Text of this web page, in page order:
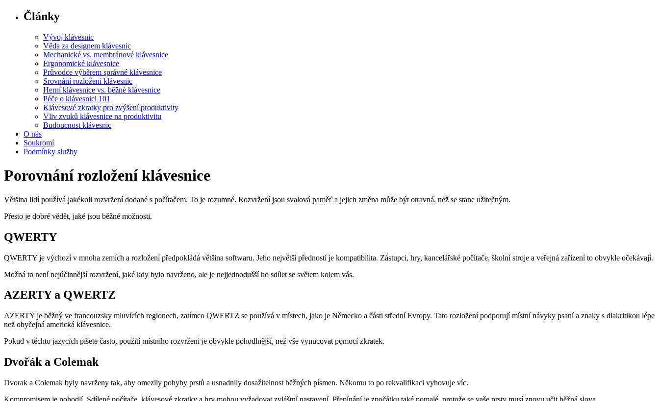
Články
Vývoj klávesnic
Věda za designem klávesnic
Mechanické vs. membránové klávesnice
Ergonomické klávesnice
Průvodce výběrem správné klávesnice
Srovnání rozložení klávesnic
Herní klávesnice vs. běžné klávesnice
Péče o klávesnici 101
Klávesové zkratky pro zvýšení produktivity
Vliv zvuků klávesnice na produktivitu
Budoucnost klávesnic
O nás
Soukromí
Podmínky služby
Porovnání rozložení klávesnice
Většina lidí používá jakékoli rozvržení dodané s počítačem. To je rozumné. Rozvržení jsou svalová paměť a jejich změna může být otravná, než se stane užitečným.
Přesto je dobré vědět, jaké jsou běžné možnosti.
QWERTY
QWERTY je výchozí v mnoha zemích a rozložení předpokládá většina softwaru. Jeho největší předností je kompatibilita. Zástupci, hry, kancelářské počítače, školní stroje a veřejná zařízení to obvykle očekávají.
Možná to není nejúčinnější rozvržení, jaké kdy bylo navrženo, ale je nejjednodušší ho sdílet se světem kolem vás.
AZERTY a QWERTZ
AZERTY je běžný ve francouzsky mluvících regionech, zatímco QWERTZ se používá v místech, jako je Německo a části střední Evropy. Tato rozložení podporují místní návyky psaní a znaky s diakritikou lépe
než obyčejná americká klávesnice.
Pokud v těchto jazycích píšete často, použití místního rozvržení je obvykle pohodlnější, než vše vynucovat pomocí zkratek.
Dvořák a Colemak
Dvorak a Colemak byly navrženy tak, aby omezily pohyby prstů a usnadnily dosažitelnost běžných písmen. Někomu to po rekvalifikaci vyhovuje víc.